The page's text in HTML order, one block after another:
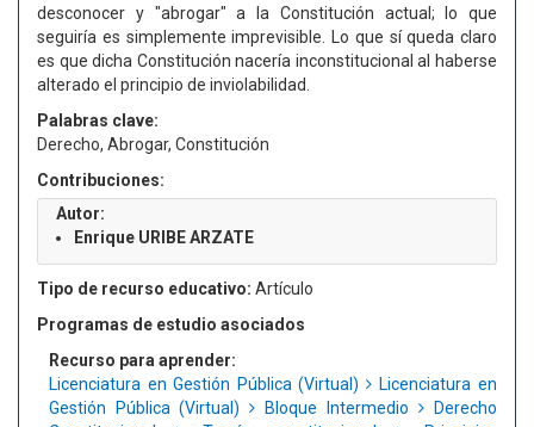
desconocer y "abrogar" a la Constitución actual; lo que
seguiría es simplemente imprevisible. Lo que sí queda claro
es que dicha Constitución nacería inconstitucional al haberse
alterado el principio de inviolabilidad.
Palabras clave:
Derecho, Abrogar, Constitución
Contribuciones:
Autor:
Enrique URIBE ARZATE
Tipo de recurso educativo: Artículo
Programas de estudio asociados
Recurso para aprender:
Licenciatura en Gestión Pública (Virtual)
Licenciatura en
Gestión Pública (Virtual)
Bloque Intermedio
Derecho